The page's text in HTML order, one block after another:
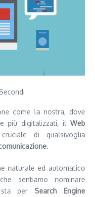
come la nostra, dove
più digitalizzati, il Web
di qualsivoglia
.
naturale ed automatico
sentiamo nominare
sta perSearch Engine